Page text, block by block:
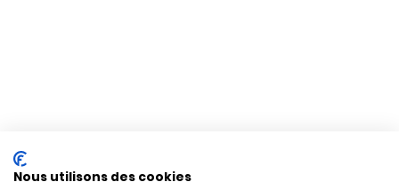
Nous utilisons des cookies